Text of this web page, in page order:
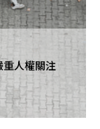
人權關注